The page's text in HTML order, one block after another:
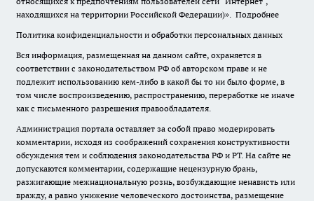
находящихся на территории Российской Федерации)». Подробнее
Политика конфиденциальности и обработки персональных данных
Вся информация, размещенная на данном сайте, охраняется в
соответствии с законодательством РФ об авторском праве и не
подлежит использованию кем-либо в какой бы то ни было форме, в
том числе воспроизведению, распространению, переработке не иначе
как с письменного разрешения правообладателя.
Администрация портала оставляет за собой право модерировать
комментарии, исходя из соображений сохранения конструктивности
обсуждения тем и соблюдения законодательства РФ и РТ. На сайте не
допускаются комментарии, содержащие нецензурную брань,
разжигающие межнациональную рознь, возбуждающие ненависть или
вражду, а равно унижение человеческого достоинства, размещение